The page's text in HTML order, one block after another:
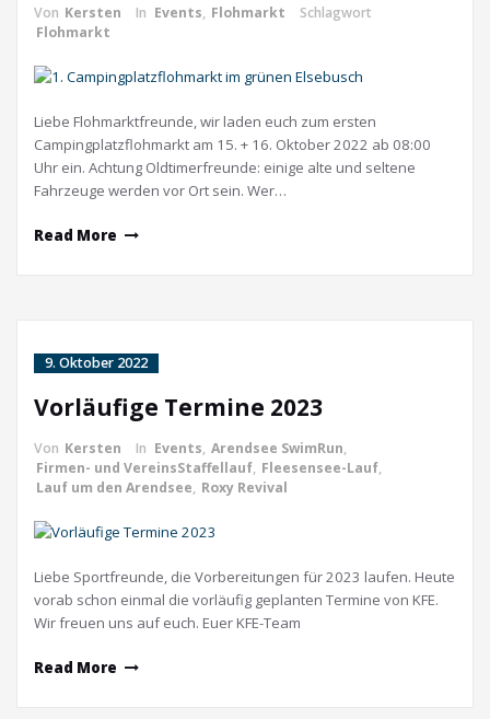
Von Kersten In Events, Flohmarkt
Schlagwort
Flohmarkt
Liebe Flohmarktfreunde, wir laden euch zum ersten
Campingplatzflohmarkt am 15. + 16. Oktober 2022 ab 08:00
Uhr ein. Achtung Oldtimerfreunde: einige alte und seltene
Fahrzeuge werden vor Ort sein. Wer…
Read More
9. Oktober 2022
Vorläufige Termine 2023
Von Kersten In Events, Arendsee SwimRun,
Firmen- und VereinsStaffellauf, Fleesensee-Lauf,
Lauf um den Arendsee, Roxy Revival
Liebe Sportfreunde, die Vorbereitungen für 2023 laufen. Heute
vorab schon einmal die vorläufig geplanten Termine von KFE.
Wir freuen uns auf euch. Euer KFE-Team
Read More